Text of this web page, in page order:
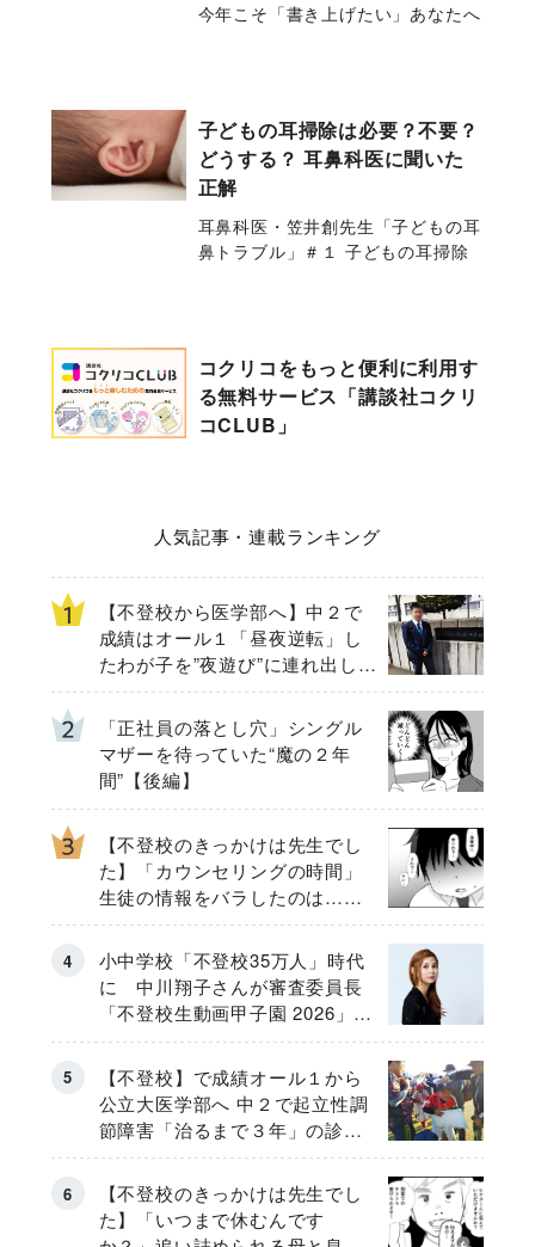
今年こそ「書き上げたい」あなたへ
子どもの耳掃除は必要？不要？
どうする？ 耳鼻科医に聞いた
正解
耳鼻科医・笠井創先生「子どもの耳
鼻トラブル」＃１ 子どもの耳掃除
コクリコをもっと便利に利用す
る無料サービス「講談社コクリ
コCLUB」
人気記事・連載ランキング
【不登校から医学部へ】中２で
成績はオール１「昼夜逆転」し
たわが子を”夜遊び”に連れ出した
母の気づき
「正社員の落とし穴」シングル
マザーを待っていた“魔の２年
間”【後編】
【不登校のきっかけは先生でし
た】「カウンセリングの時間」
生徒の情報をバラしたのは…
《第２話》
小中学校「不登校35万人」時代
に 中川翔子さんが審査委員長
「不登校生動画甲子園 2026」が
開催
【不登校】で成績オール１から
公立大医学部へ 中２で起立性調
節障害「治るまで３年」の診断
そのとき母は
【不登校のきっかけは先生でし
た】「いつまで休むんです